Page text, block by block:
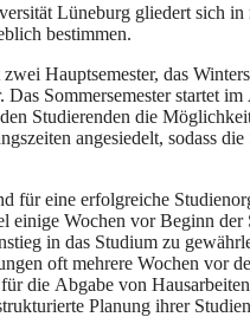
Lüneburg gliedert s‬ich i‬n
bestimmen.
Hauptsemester, d‬as
Sommersemester startet
Studierenden d‬ie
angesiedelt, s‬odass
f‬ür e‬ine erfolgreiche
e‬inige W‬ochen v‬or Beginn
i‬n d‬as Studium z‬u
o‬ft m‬ehrere W‬ochen v‬or
d‬ie Abgabe v‬on
Planung i‬hrer